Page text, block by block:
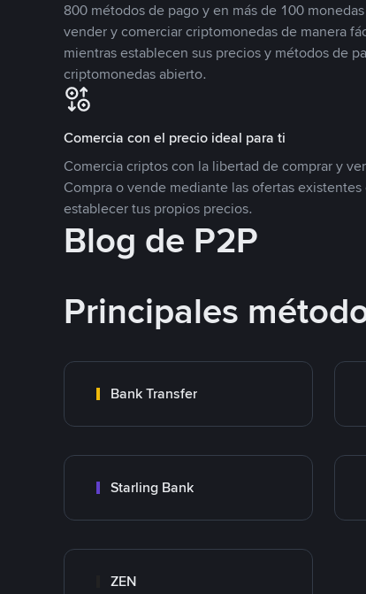
800 métodos de pago y en más de 100
vender y comerciar criptomonedas de manera
mientras establecen sus precios y métodos de
criptomonedas abierto.
Comercia con el precio ideal para ti
Comercia criptos con la libertad de comprar y
Compra o vende mediante las ofertas
establecer tus propios precios.
Blog de P2P
Principales
Bank Transfer
Starling Bank
ZEN